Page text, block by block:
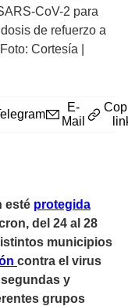
CoV-2 para
de refuerzo a
Foto: Cortesía |
E-
Mail
esté protegida
del 24 al 28
municipios
contra el virus
y
grupos